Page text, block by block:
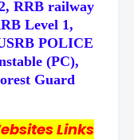
RRB railway
Level 1,
POLICE
(PC),
Guard
Links